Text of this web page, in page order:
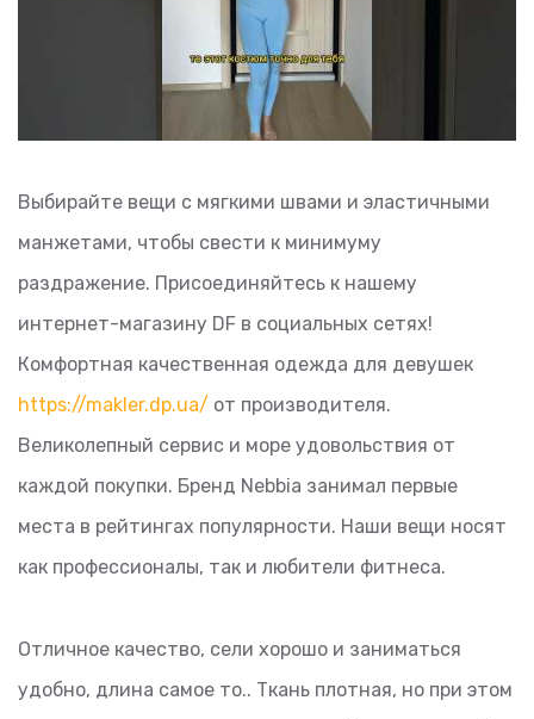
Выбирайте вещи с мягкими швами и эластичными
манжетами, чтобы свести к минимуму
раздражение. Присоединяйтесь к нашему
интернет-магазину DF в социальных сетях!
Комфортная качественная одежда для девушек
https://makler.dp.ua/ от производителя.
Великолепный сервис и море удовольствия от
каждой покупки. Бренд Nebbia занимал первые
места в рейтингах популярности. Наши вещи носят
как профессионалы, так и любители фитнеса.
Отличное качество, сели хорошо и заниматься
удобно, длина самое то.. Ткань плотная, но при этом